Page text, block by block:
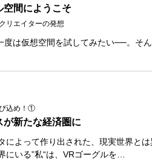
空間にようこそ
リエイターの発想
度は仮想空間を試してみたい──。そ
込め！①
が新たな経済圏に
によって作り出された、現実世界と
にいる”私“は、VRゴーグルを…